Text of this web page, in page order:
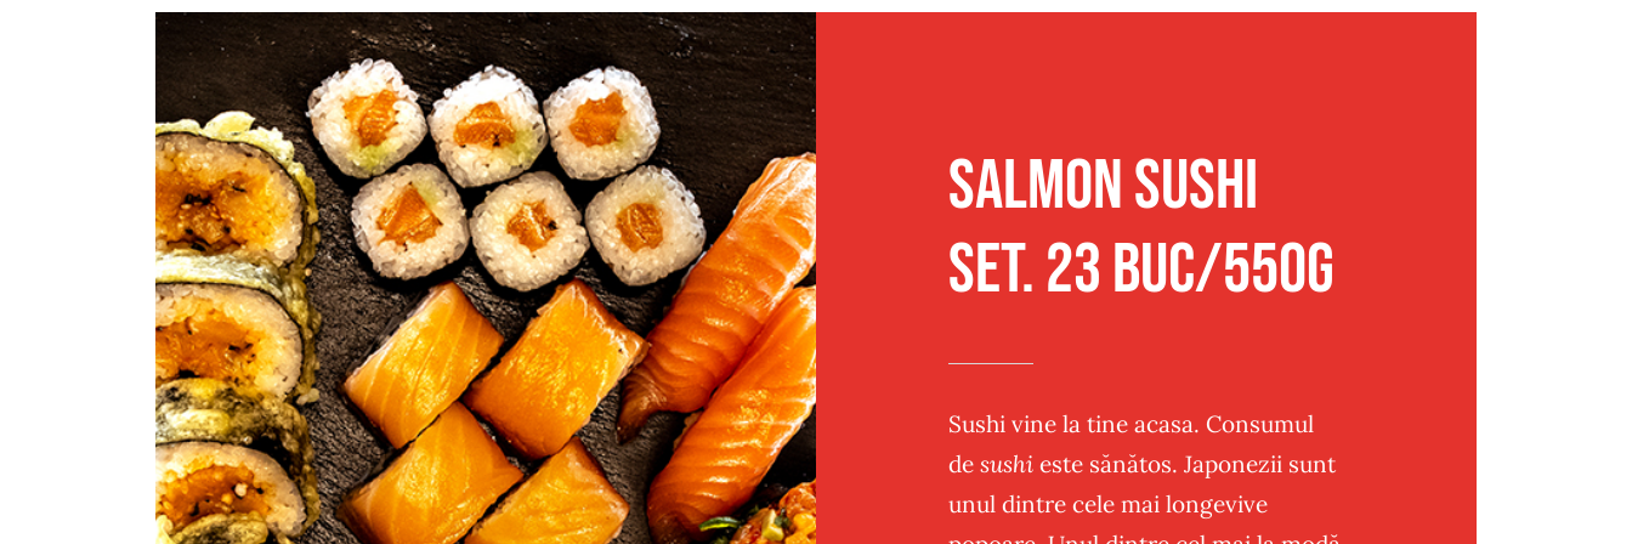
Traditional
Post
Salmon sushi
set. 23 buc/550g
Sushi vine la tine acasa. Consumul
de sushieste sănătos. Japonezii sunt
unul dintre cele mai longevive